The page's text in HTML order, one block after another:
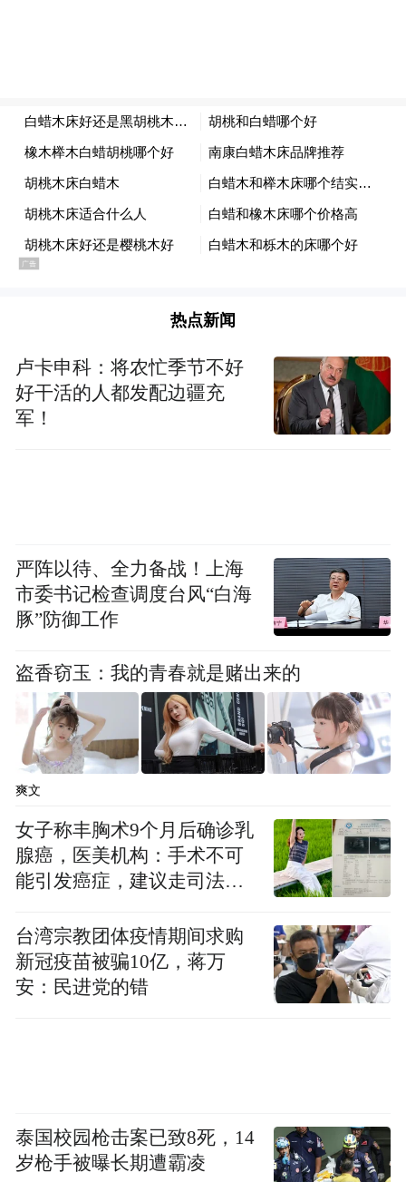
堂”，打造通俗易懂的外汇知识普及平台；支
持客户在线申请“出国+借记卡”“出国金融信
用卡”等特色卡种。
加快“薪悦通”等特色业务建设 助力企业数字
化转型
作为向企业提供“人、财、事”等软件服务和
配套代发工资服务的数字化综合服务平台，
“薪悦通”平台有效助力企业数字化转型。在
集团企业服务方面，平台支持一个文件多家
民工代发平台，为1.33万名农民工高效发
薪，用暖心服务让农民工“安薪”。同时，“薪
悦通”与美团等头部平台合作，推出福利云
2.0，为企业提供员工用餐、用车等线上化福
利服务，以及企业缴费、工会云、党务云等
增值服务，助力提升企业数智化管理能力。
针对二手房交易领域，光大银行依托多年的
续加强与政府住建部门的紧密合作。截至6月
末，本年与扬州、郑州、泰兴、蚌埠、徐州
房管局达成银政合作，通过提供客户身份认
证、账户开立和管理、资金结算和监管等服
务，有力保障机构和个人客户在房屋交易过
程中的资金安全和交易顺畅，助力房地产交
服务场景的广度和深度，为服务社会民生、
服务实体经济、服务国家战略发挥积极作
热点新闻
卢卡申科：将农忙季节不好
好干活的人都发配边疆充
军！
严阵以待、全力备战！上海
市委书记检查调度台风“白海
豚”防御工作
盗香窃玉：我的青春就是赌出来的
爽文
女子称丰胸术9个月后确诊乳
腺癌，医美机构：手术不可
能引发癌症，建议走司法途
台湾宗教团体疫情期间求购
新冠疫苗被骗10亿，蒋万
安：民进党的错
泰国校园枪击案已致8死，14
岁枪手被曝长期遭霸凌